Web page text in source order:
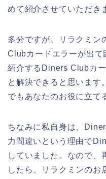
めて紹介させていただき
多分ですが、リラクミン
Clubカードエラーが出て
紹介するDiners Clubカ
と解決できると思います
でもあなたのお役に立て
ちなみに私自身は、
力間違いという理由で
していました。なので
したら、リラクミンのお